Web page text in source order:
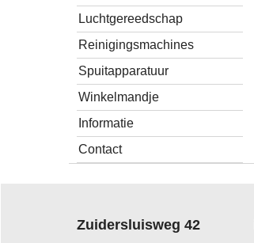
Luchtgereedschap
Reinigingsmachines
Spuitapparatuur
Winkelmandje
Informatie
Contact
Zuidersluisweg 42